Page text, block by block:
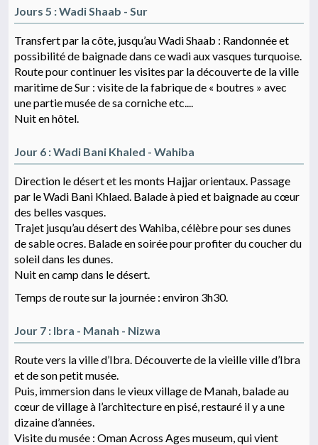
Jours 5 : Wadi Shaab - Sur
Transfert par la côte, jusqu’au Wadi Shaab : Randonnée et
possibilité de baignade dans ce wadi aux vasques turquoise.
Route pour continuer les visites par la découverte de la ville
maritime de Sur : visite de la fabrique de « boutres » avec
une partie musée de sa corniche etc....
Nuit en hôtel.
Jour 6 : Wadi Bani Khaled - Wahiba
Direction le désert et les monts Hajjar orientaux. Passage
par le Wadi Bani Khlaed. Balade à pied et baignade au cœur
des belles vasques.
Trajet jusqu’au désert des Wahiba, célèbre pour ses dunes
de sable ocres. Balade en soirée pour profiter du coucher du
soleil dans les dunes.
Nuit en camp dans le désert.
Temps de route sur la journée : environ 3h30.
Jour 7 : Ibra - Manah - Nizwa
Route vers la ville d’Ibra. Découverte de la vieille ville d’Ibra
et de son petit musée.
Puis, immersion dans le vieux village de Manah, balade au
cœur de village à l’architecture en pisé, restauré il y a une
dizaine d’années.
Visite du musée : Oman Across Ages museum, qui vient